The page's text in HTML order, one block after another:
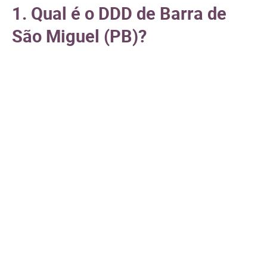
1. Qual é o DDD de Barra de
São Miguel (PB)?